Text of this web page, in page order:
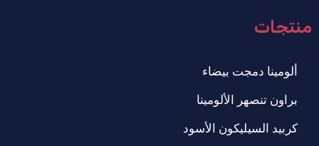
منتجات
ألومينا دمجت بيضاء
براون تنصهر الألومينا
كربيد السيليكون الأسود